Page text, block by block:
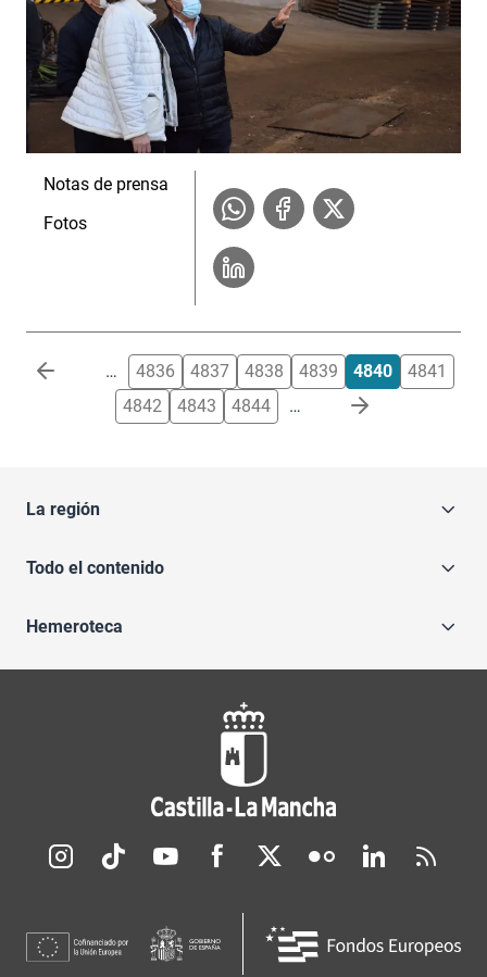
Notas de prensa
Fotos
Paginación … 4836 4837 4838 4839 4840
4841
4842
4843 4844 …
La región
Todo el contenido
Hemeroteca
Redes sociales JCCM